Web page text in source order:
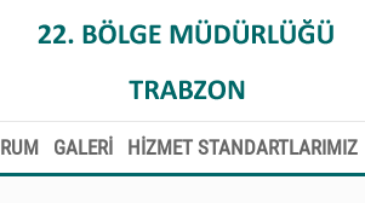
GALERİ HİZMET STANDARTLARIMIZ